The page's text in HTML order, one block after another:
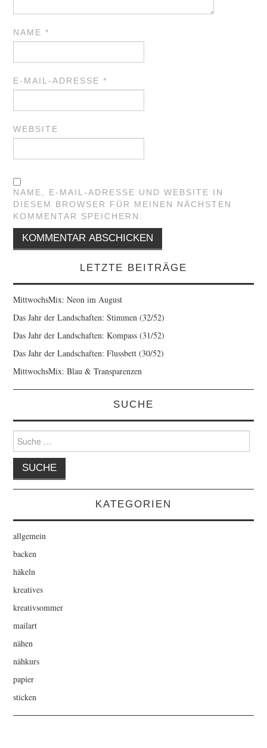
NAME*
E-MAIL-ADRESSE*
WEBSITE
NAME, E-MAIL-ADRESSE UND WEBSITE IN
DIESEM BROWSER FÜR MEINEN NÄCHSTEN
KOMMENTAR SPEICHERN.
LETZTE BEITRÄGE
MittwochsMix: Neon im August
Das Jahr der Landschaften: Stimmen (32/52)
Das Jahr der Landschaften: Kompass (31/52)
Das Jahr der Landschaften: Flussbett (30/52)
MittwochsMix: Blau & Transparenzen
SUCHE
Suche
nach:
KATEGORIEN
allgemein
backen
häkeln
kreatives
kreativsommer
mailart
nähen
nähkurs
papier
sticken